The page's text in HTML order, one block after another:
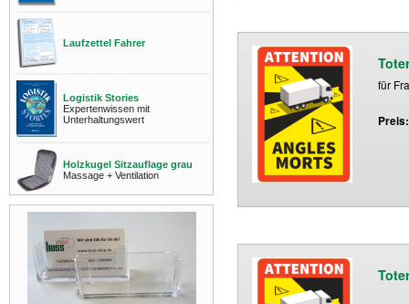
Laufzettel Fahrer
Logistik Stories
Expertenwissen mit
Unterhaltungswert
Holzkugel Sitzauflage grau
Massage + Ventilation
für